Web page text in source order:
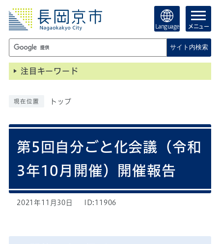
Language メニュー
サイト内検索
注目キーワード
現在位置 トップ
第5回自分ごと化会議（令和
3年10月開催）開催報告
2021年11月30日 ID:11906